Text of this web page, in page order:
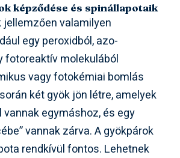
képződése és spinállapotaik
jellemzően valamilyen
egy peroxidból, azo-
fotoreaktív molekulából
vagy fotokémiai bomlás
két gyök jön létre, amelyek
egymáshoz, és egy
vannak zárva. A gyökpárok
rendkívül fontos. Lehetnek